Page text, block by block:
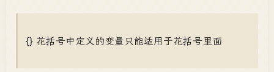
{} 花括号中定义的变量只能适用于花括号里面